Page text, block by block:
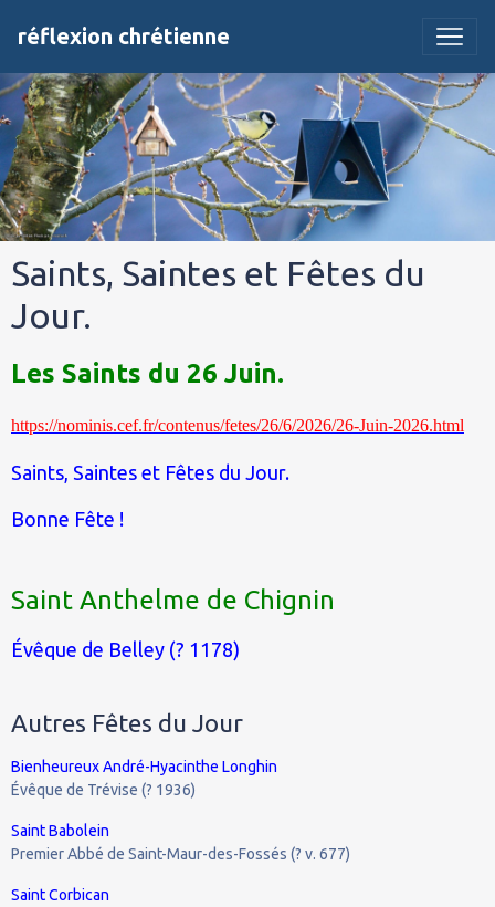
réflexion chrétienne
Saints, Saintes et Fêtes du
Jour.
Les Saints du 26 Juin.
https://nominis.cef.fr/contenus/fetes/26/6/2026/26-Juin-2026.html
Saints, Saintes et Fêtes du Jour.
Bonne Fête !
Saint Anthelme de Chignin
Évêque de Belley (? 1178)
Autres Fêtes du Jour
Bienheureux André-Hyacinthe Longhin
Évêque de Trévise (? 1936)
Saint Babolein
Premier Abbé de Saint-Maur-des-Fossés (? v. 677)
Saint Corbican